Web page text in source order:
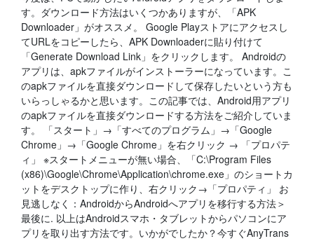
す。ダウンロード方法はいくつかありますが、「APK
Downloader」がオススメ。 Google Playストアにアクセスし
てURLをコピーしたら、APK Downloaderに貼り付けて
「Generate Download Link」をクリックします。 Androidの
アプリは、apkファイルがインストーラーになっています。こ
のapkファイルを直接ダウンロードして保存したいという方も
いらっしゃるかと思います。この記事では、Android用アプリ
のapkファイルを直接ダウンロードする方法をご紹介していま
す。 「スタート」→「すべてのプログラム」→「Google
Chrome」→「Google Chrome」を右クリック → 「プロパテ
ィ」 ※スタートメニューが無い場合、「C:\Program Files
(x86)\Google\Chrome\Application\chrome.exe」のショートカ
ットをデスクトップに作り、右クリック→「プロパティ」 お
見逃しなく：AndroidからAndroidへアプリを移行する方法＞
最後に. 以上はAndroidスマホ・タブレットからパソコンにア
プリを取り出す方法です。いかがでしたか？今すぐAnyTrans